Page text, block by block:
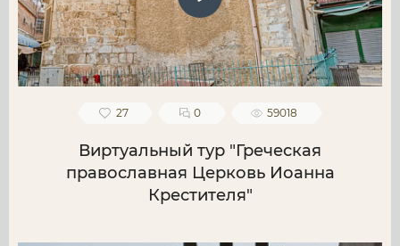
27 0 59018
Виртуальный тур "Греческая
православная Церковь Иоанна
Крестителя"